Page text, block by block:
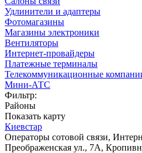
Удлинители и адаптеры
Фотомагазины
Магазины электроники
Вентиляторы
Интернет-провайдеры
Платежные терминалы
Телекоммуникационные
Мини-АТС
Фильтр:
Районы
Показать карту
Киевстар
Операторы сотовой связи,
Преображенская ул., 7А,